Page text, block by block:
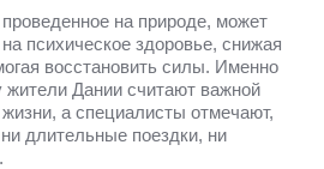
на природе, может
психическое здоровье, снижая
восстановить силы. Именно
жители Дании считают важной
а специалисты отмечают,
длительные поездки, ни